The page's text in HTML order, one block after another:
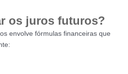
os juros futuros?
envolve fórmulas financeiras que